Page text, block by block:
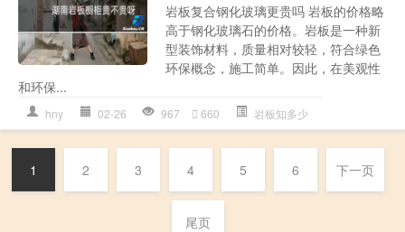
岩板复合钢化玻璃更贵吗 岩板的价格略
高于钢化玻璃石的价格。岩板是一种新
型装饰材料，质量相对较轻，符合绿色
环保概念，施工简单。因此，在美观性
和环保...
hny 02-26 967 660 岩板知多少
1 2 3 4 5 6 下一页
尾页